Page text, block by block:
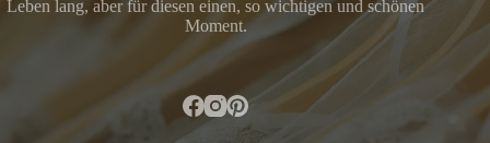
Leben lang, aber für diesen einen, so wichtigen und schönen
Moment.